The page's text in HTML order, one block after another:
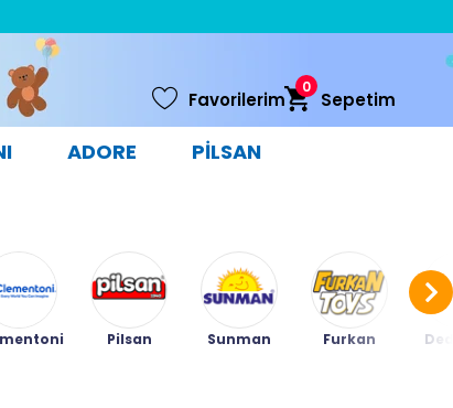
Sepetim
0
ADORE
PİLSAN
Favorilerim
Pilsan Sunman Furkan